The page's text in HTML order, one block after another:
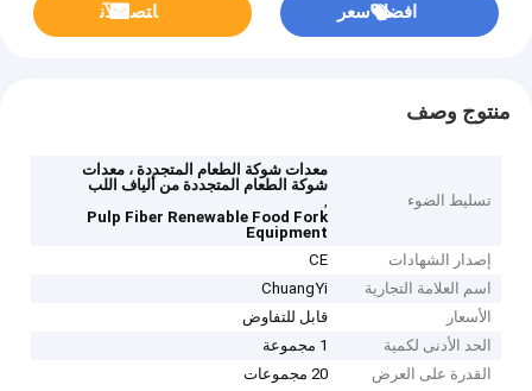
افضل سعر ﺎﺘﺼﻟ ﺍﻶﻧ
منتوج وصف
تسليط الضوء
معدات شوكة الطعام المتجددة ، معدات
شوكة الطعام المتجددة من ألياف اللب
,
Pulp Fiber Renewable Food Fork
Equipment
إصدار الشهادات
CE
اسم العلامة التجارية
ChuangYi
الأسعار
قابل للتفاوض
الحد الأدنى لكمية
1 مجموعة
القدرة على العرض
20 مجموعات